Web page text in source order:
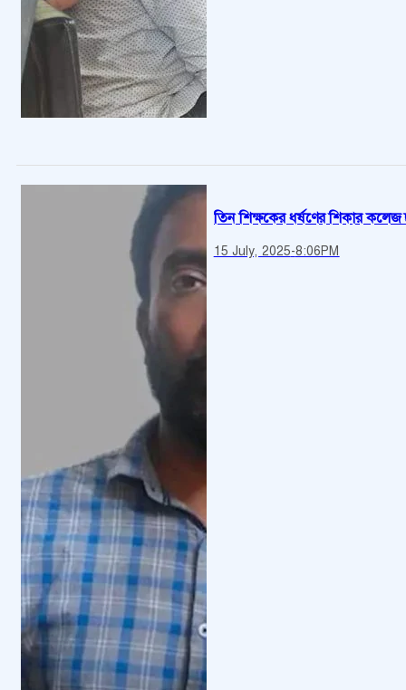
তিন শিক্ষকের ধর্ষণের শিকার কলেজ
15 July, 2025-8:06PM